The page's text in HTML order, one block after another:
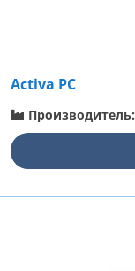
Activa PC
Производитель: